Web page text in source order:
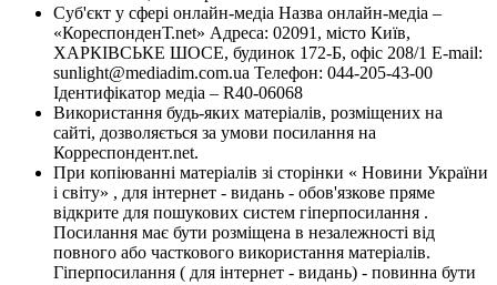
Суб'єкт у сфері онлайн-медіа Назва онлайн-медіа –
«КореспонденТ.net» Адреса: 02091, місто Київ,
ХАРКІВСЬКЕ ШОСЕ, будинок 172-Б, офіс 208/1 E-mail:
sunlight@mediadim.com.ua Телефон: 044-205-43-00
Ідентифікатор медіа – R40-06068
Використання будь-яких матеріалів, розміщених на
сайті, дозволяється за умови посилання на
Корреспондент.net.
При копіюванні матеріалів зі сторінки « Новини України
і світу» , для інтернет - видань - обов'язкове пряме
відкрите для пошукових систем гіперпосилання .
Посилання має бути розміщена в незалежності від
повного або часткового використання матеріалів.
Гіперпосилання ( для інтернет - видань) - повинна бути